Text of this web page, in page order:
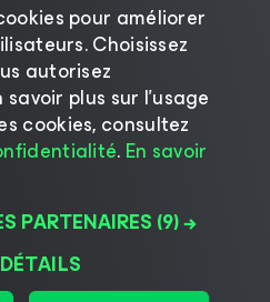
|
Avis de confidentialité
cookies
de langue
pour améliorer
Choisissez
autorisez
plus sur l’usage
cookies, consultez
. En savoir
PARTENAIRES (9) →